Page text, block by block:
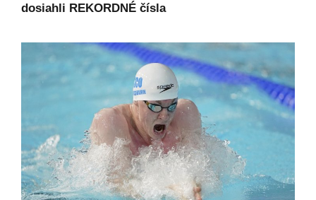
dosiahli REKORDNÉ čísla